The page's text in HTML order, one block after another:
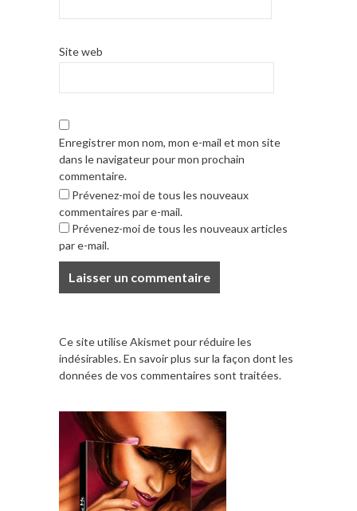
Site web
Enregistrer mon nom, mon e-mail et mon site
dans le navigateur pour mon prochain
commentaire.
Prévenez-moi de tous les nouveaux
commentaires par e-mail.
Prévenez-moi de tous les nouveaux articles
par e-mail.
Ce site utilise Akismet pour réduire les
indésirables.En savoir plus sur la façon dont les
données de vos commentaires sont traitées.